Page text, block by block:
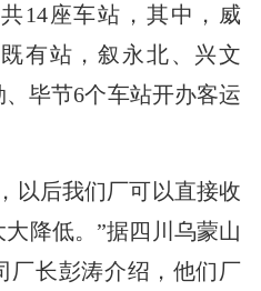
14座车站，其中，威
有站，叙永北、兴文
毕节6个车站开办客运
以后我们厂可以直接收
降低。”据四川乌蒙山
厂长彭涛介绍，他们厂